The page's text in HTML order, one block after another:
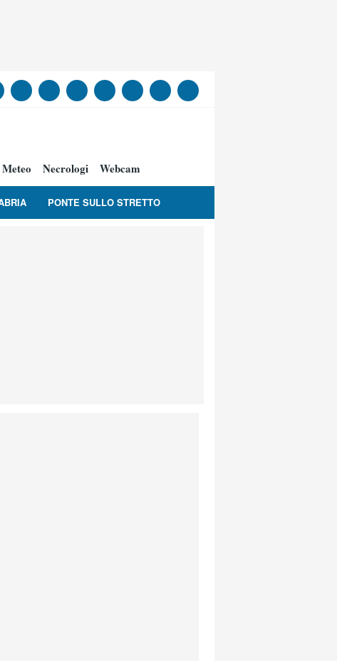
Meteo Necrologi Webcam
PONTE SULLO STRETTO